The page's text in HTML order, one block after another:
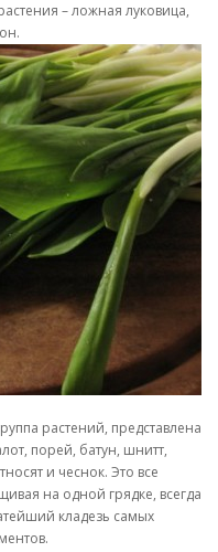
– ложная луковица,
растений, представлена
порей, батун, шнитт,
и чеснок. Это все
на одной грядке, всегда
кладезь самых